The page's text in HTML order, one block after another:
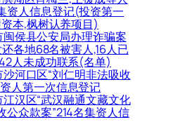
资人信息登记(投资第一
本,枫树认养项目)
侯县公安局办理诈骗案
各地68名被害人,16人已
人未成功联系(名单)
河口区“刘仁明非法吸收
人第一次信息登记
汉区“武汉融通文藏文化
公众款案”214名集资人信